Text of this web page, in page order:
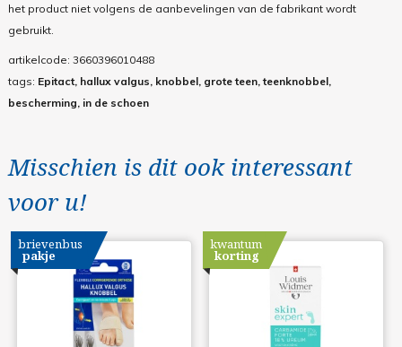
het product niet volgens de aanbevelingen van de fabrikant wordt
gebruikt.
artikelcode: 3660396010488
tags: Epitact, hallux valgus, knobbel, grote teen, teenknobbel,
bescherming, in de schoen
Misschien is dit ook interessant
voor u!
brievenbus
pakje
kwantum
korting